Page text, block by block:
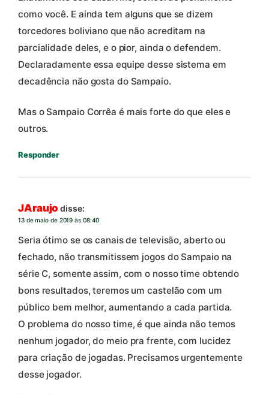
como você. E ainda tem alguns que se dizem
torcedores boliviano que não acreditam na
parcialidade deles, e o pior, ainda o defendem.
Declaradamente essa equipe desse sistema em
decadência não gosta do Sampaio.
Mas o Sampaio Corrêa é mais forte do que eles e
outros.
Responder
JAraujo disse:
13 de maio de 2019 às 08:40
Seria ótimo se os canais de televisão, aberto ou
fechado, não transmitissem jogos do Sampaio na
série C, somente assim, com o nosso time obtendo
bons resultados, teremos um castelão com um
público bem melhor, aumentando a cada partida.
O problema do nosso time, é que ainda não temos
nenhum jogador, do meio pra frente, com lucidez
para criação de jogadas. Precisamos urgentemente
desse jogador.